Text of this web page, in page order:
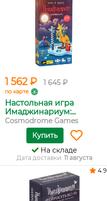
1 562 ₽ 1 645 ₽
по карте
Настольная игра
Имаджинариум:...
Cosmodrome Games
Купить
На складе
Дата доставки: 11 августа
4.9